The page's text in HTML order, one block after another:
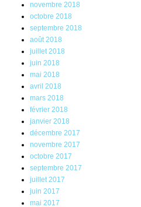
novembre 2018
octobre 2018
septembre 2018
août 2018
juillet 2018
juin 2018
mai 2018
avril 2018
mars 2018
février 2018
janvier 2018
décembre 2017
novembre 2017
octobre 2017
septembre 2017
juillet 2017
juin 2017
mai 2017